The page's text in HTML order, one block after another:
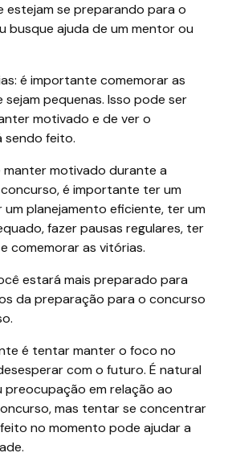
estejam se preparando para o
busque ajuda de um mentor ou
é importante comemorar as
sejam pequenas. Isso pode ser
motivado e de ver o
sendo feito.
manter motivado durante a
é importante ter um
planejamento eficiente, ter um
fazer pausas regulares, ter
comemorar as vitórias.
estará mais preparado para
da preparação para o concurso
é tentar manter o foco no
com o futuro. É natural
preocupação em relação ao
mas tentar se concentrar
no momento pode ajudar a